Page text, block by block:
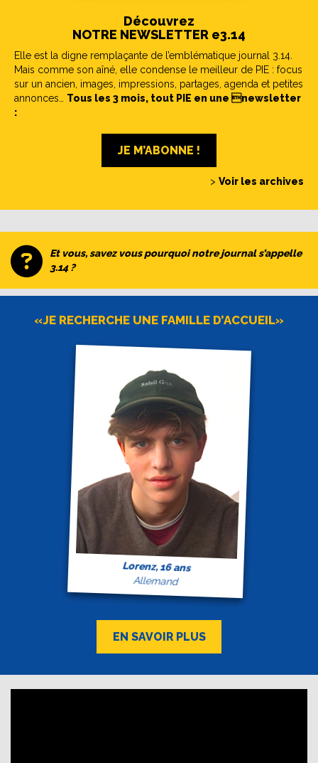
Découvrez
NOTRE NEWSLETTER e3.14
Elle est la digne remplaçante de l’emblématique journal 3.14.
Mais comme son aîné, elle condense le meilleur de PIE : focus
sur un ancien, images, impressions, partages, agenda et petites
annonces… Tous les 3 mois, tout PIE en une newsletter
:
JE M’ABONNE !
> Voir les archives
Et vous, savez vous pourquoi notre journal s’appelle
3.14 ?
«JE RECHERCHE UNE FAMILLE D’ACCUEIL»
Lorenz, 16 ans
Allemand
EN SAVOIR PLUS